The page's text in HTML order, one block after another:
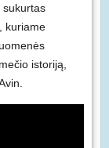
sukurtas
kuriame
istoriją,